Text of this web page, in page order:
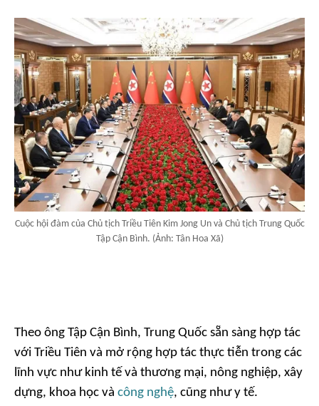
Cuộc hội đàm của Chủ tịch Triều Tiên Kim Jong Un và Chủ tịch Trung Quốc
Tập Cận Bình. (Ảnh: Tân Hoa Xã)
Theo ông Tập Cận Bình, Trung Quốc sẵn sàng hợp tác
với Triều Tiên và mở rộng hợp tác thực tiễn trong các
lĩnh vực như kinh tế và thương mại, nông nghiệp, xây
dựng, khoa học và công nghệ, cũng như y tế.